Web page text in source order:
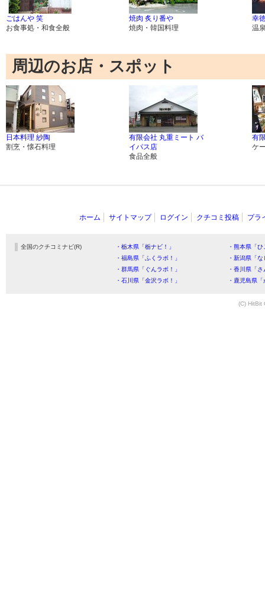
ごはんや 笑
お食事処・和食全般
焼肉 炙り番や
焼肉・韓国料理
幸
温
周辺のお店・スポット
日本料理 紗陶
割烹・懐石料理
有限会社 丸重ミート バ
イパス店
食品全般
有
ケ
ホーム サイトマップ ログイン クチコミ投稿 プラ
全国のクチコミナビ(R) ・栃木県「栃ナビ！」
・熊本県「
・福島県「ふくラボ！」
・新潟県「
・群馬県「ぐんラボ！」
・香川県「
・石川県「金沢ラボ！」
・鹿児島県
(C) HitBit